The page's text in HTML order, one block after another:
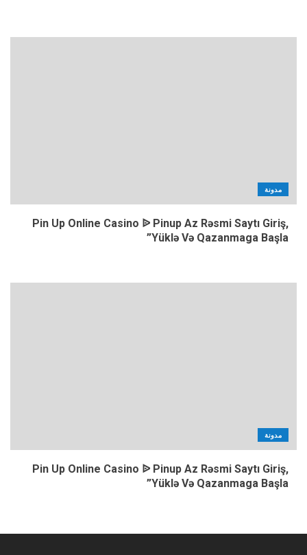
مدونة
Pin Up Online Casino ᐉ Pinup Az Rəsmi Saytı Giriş,
Yüklə Və Qazanmaga Başla”
مدونة
Pin Up Online Casino ᐉ Pinup Az Rəsmi Saytı Giriş,
Yüklə Və Qazanmaga Başla”